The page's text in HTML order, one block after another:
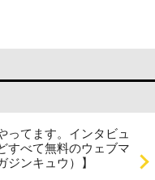
ってます。インタビュ
すべて無料のウェブマ
ジンキュウ）】